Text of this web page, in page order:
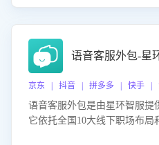
语音客服外包-星
京东 | 抖音 | 拼多多 | 快手 |
语音客服外包是由星环智服提
它依托全国10大线下职场布